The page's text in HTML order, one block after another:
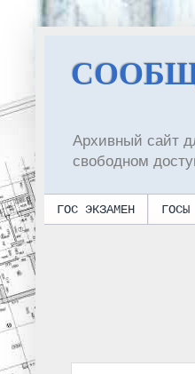
Архивный сайт
свободном
ГОС ЭКЗАМЕН ГОСЫ